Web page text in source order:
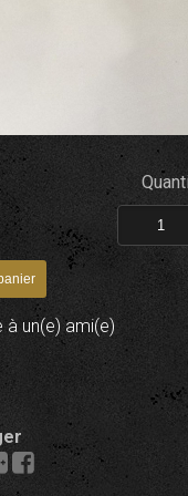
un(e) ami(e)